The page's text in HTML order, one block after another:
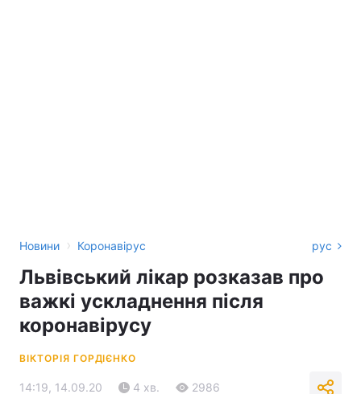
Новини › Коронавірус рус
Львівський лікар розказав про
важкі ускладнення після
коронавірусу
ВІКТОРІЯ ГОРДІЄНКО
14:19, 14.09.20 4 хв. 2986